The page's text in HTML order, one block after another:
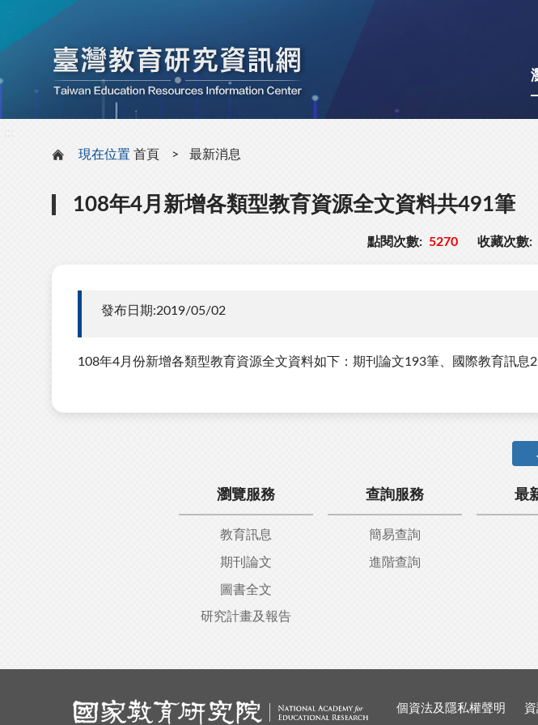
現在位置 首頁 最新消息
108年4月新增各類型教育資源全文資料共491筆
點閱次數: 5270 收藏次數:
發布日期:2019/05/02
108年4月份新增各類型教育資源全文資料如下：期刊論文193筆、國際教育訊息
瀏覽服務
教育訊息
期刊論文
圖書全文
研究計畫及報告
查詢服務
簡易查詢
進階查詢
最
個資法及隱私權聲明